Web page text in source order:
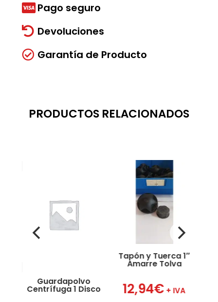
 Pago seguro
 Devoluciones
 Garantía de Producto
PRODUCTOS RELACIONADOS
Guardapolvo
Centrífuga 1 Disco
Tapón y Tuerca 1″
Amarre Tolva
12,94€ + IVA